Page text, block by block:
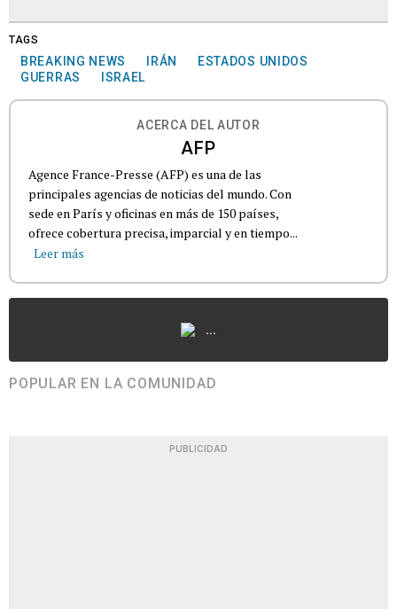
TAGS
BREAKING NEWS IRÁN
ESTADOS UNIDOS
GUERRAS
ISRAEL
ACERCA DEL AUTOR
AFP
Agence France-Presse (AFP) es una de las
principales agencias de noticias del mundo. Con
sede en París y oficinas en más de 150 países,
ofrece cobertura precisa, imparcial y en tiempo...
Leer más
...
POPULAR EN LA COMUNIDAD
PUBLICIDAD